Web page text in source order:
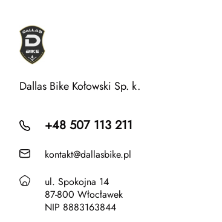
Dallas Bike Kołowski Sp. k.
+48 507 113 211
kontakt@dallasbike.pl
ul. Spokojna 14
87-800 Włocławek
NIP 8883163844